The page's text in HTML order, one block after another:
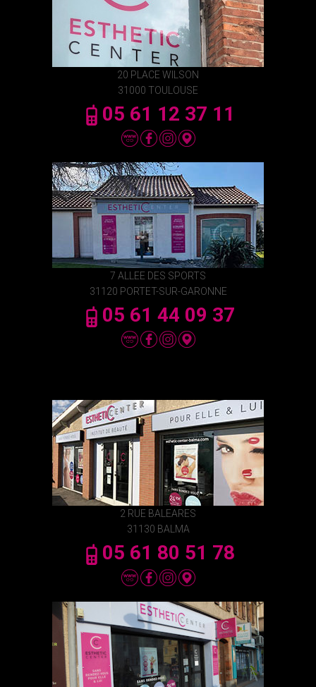
20 PLACE WILSON
31000 TOULOUSE
05 61 12 37 11
7 ALLEE DES SPORTS
31120 PORTET-SUR-GARONNE
05 61 44 09 37
2 RUE BALEARES
31130 BALMA
05 61 80 51 78